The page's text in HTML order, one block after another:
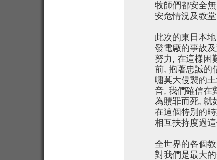
牧師們都安全
安危情況及教
此次的東日本
發電廠的事故
努力, 在這樣困
前, 抱著忠誠的
嘯莫大侵襲的
音, 我們確信在
為贖罪而死, 就
在這個特別的
相互扶持度過
全世界的各個
對我們是最大